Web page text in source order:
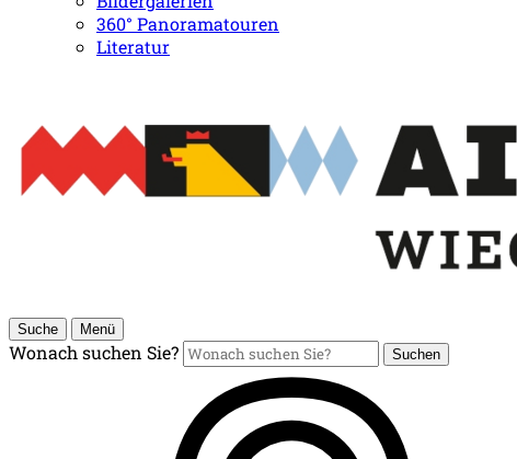
360° Panoramatouren
Literatur
Suche Menü
Wonach suchen Sie? Suchen